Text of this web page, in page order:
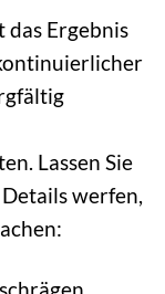
das Ergebnis
Lassen Sie
werfen,